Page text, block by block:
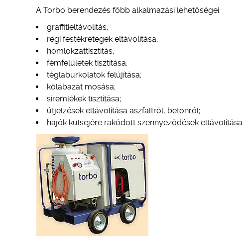
A Torbo berendezés főbb alkalmazási lehetőségei:
graffitieltávolítás;
régi festékrétegek eltávolítása;
homlokzattisztítás;
fémfelületek tisztítása;
téglaburkolatok felújítása;
kőlábazat mosása;
síremlékek tisztítása;
útjelzések eltávolítása aszfaltról, betonról;
hajók külsejére rakódott szennyeződések eltávolítása.